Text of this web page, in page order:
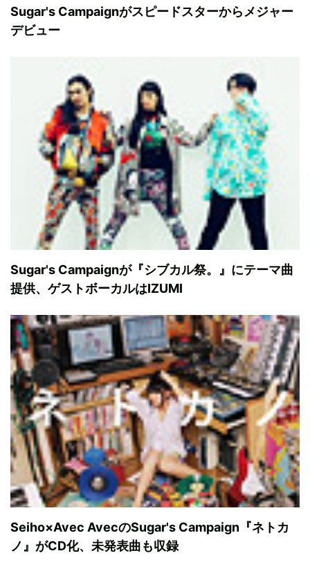
Sugar's Campaignがスピードスターからメジャー
デビュー
Sugar's Campaignが『シブカル祭。』にテーマ曲
提供、ゲストボーカルはIZUMI
Seiho×Avec AvecのSugar's Campaign『ネトカ
ノ』がCD化、未発表曲も収録